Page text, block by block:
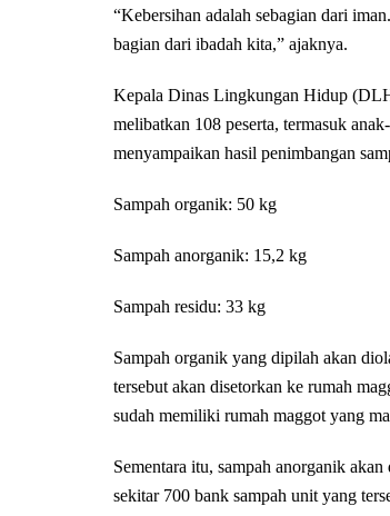
“Kebersihan adalah sebagian dari
bagian dari ibadah kita,” ajaknya.
Kepala Dinas Lingkungan Hidup
melibatkan 108 peserta, termasuk
menyampaikan hasil penimbangan
Sampah organik: 50 kg
Sampah anorganik: 15,2 kg
Sampah residu: 33 kg
Sampah organik yang dipilah akan
tersebut akan disetorkan ke rumah
sudah memiliki rumah maggot yang
Sementara itu, sampah anorganik
sekitar 700 bank sampah unit yang